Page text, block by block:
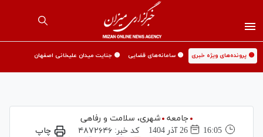
🟡 پرونده‌های ویژه خبری 🟡 سامانه‌های قضایی 🟡 جنایت میدان علیخانی اصفهان
جامعه
شهری،‌ سلامت و رفاهی
16:05
26 آذر 1404 کد خبر: ۴۸۷۲۶۴۶ چاپ